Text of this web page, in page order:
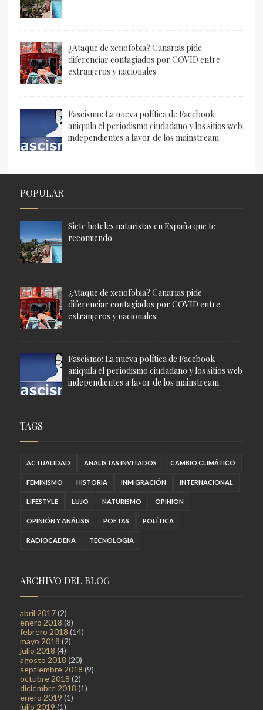
¿Ataque de xenofobia? Canarias pide
diferenciar contagiados por COVID entre
extranjeros y nacionales
Fascismo: La nueva política de Facebook
aniquila el periodismo ciudadano y los sitios web
independientes a favor de los mainstream
POPULAR
Siete hoteles naturistas en España que te
recomiendo
¿Ataque de xenofobia? Canarias pide
diferenciar contagiados por COVID entre
extranjeros y nacionales
Fascismo: La nueva política de Facebook
aniquila el periodismo ciudadano y los sitios web
independientes a favor de los mainstream
TAGS
ACTUALIDAD ANALISTAS INVITADOS CAMBIO CLIMÁTICO
FEMINISMO HISTORIA INMIGRACIÓN INTERNACIONAL
LIFESTYLE LUJO NATURISMO OPINION
OPINIÓN Y ANÁLISIS POETAS POLÍTICA
RADIOCADENA TECNOLOGIA
ARCHIVO DEL BLOG
abril 2017(2)
enero 2018 (8)
febrero 2018 (14)
mayo 2018 (2)
julio 2018 (4)
agosto 2018 (20)
septiembre 2018 (9)
octubre 2018 (2)
diciembre 2018 (1)
enero 2019 (1)
julio 2019 (1)